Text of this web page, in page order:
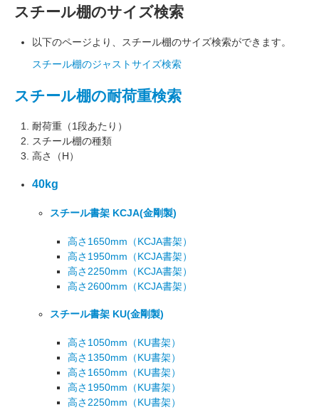
スチール棚のサイズ検索
以下のページより、スチール棚のサイズ検索ができます。
スチール棚のジャストサイズ検索
スチール棚の耐荷重検索
耐荷重（1段あたり）
スチール棚の種類
高さ（H）
40kg
スチール書架 KCJA(金剛製)
高さ1650mm （KCJA書架）
高さ1950mm （KCJA書架）
高さ2250mm （KCJA書架）
高さ2600mm （KCJA書架）
スチール書架 KU(金剛製)
高さ1050mm （KU書架）
高さ1350mm （KU書架）
高さ1650mm （KU書架）
高さ1950mm （KU書架）
高さ2250mm （KU書架）